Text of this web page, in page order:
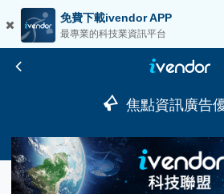
免費下載ivendor APP
最專業的科技業資訊平台
焦點資訊廣告